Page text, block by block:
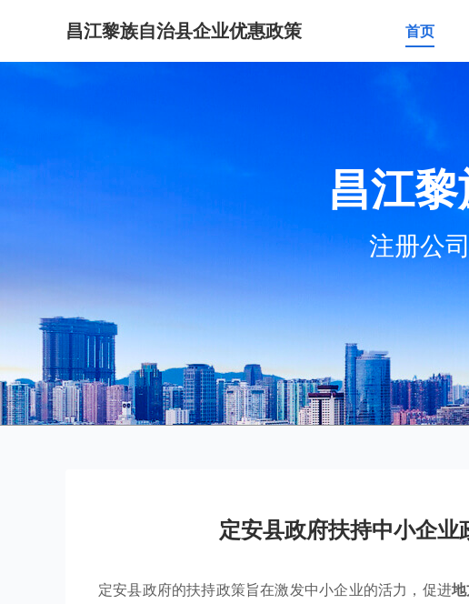
昌江黎族自治县企业优惠政策 首页
昌江
注册公
定安县政府扶持中小企
定安县政府的扶持政策旨在激发中小企业的活力，促进